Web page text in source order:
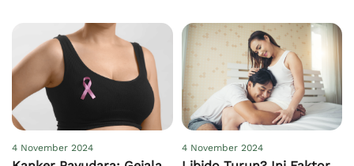
4 November 2024 4 November 2024